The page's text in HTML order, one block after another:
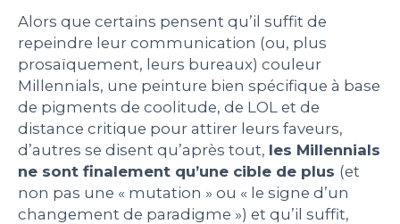
Mentions légales
Politique de protection des données
personnelles
Plan du site
Alors que certains pensent qu’il suffit de
repeindre leur communication (ou, plus
prosaïquement, leurs bureaux) couleur
Millennials, une peinture bien spécifique à base
de pigments de coolitude, de LOL et de
distance critique pour attirer leurs faveurs,
d’autres se disent qu’après tout, les Millennials
ne sont finalement qu’une cible de plus (et
non pas une « mutation » ou « le signe d’un
changement de paradigme ») et qu’il suffit,